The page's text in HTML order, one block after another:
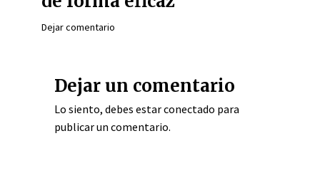
Dejar comentario
Dejar un comentario
Lo siento, debes estarconectado para
publicar un comentario.